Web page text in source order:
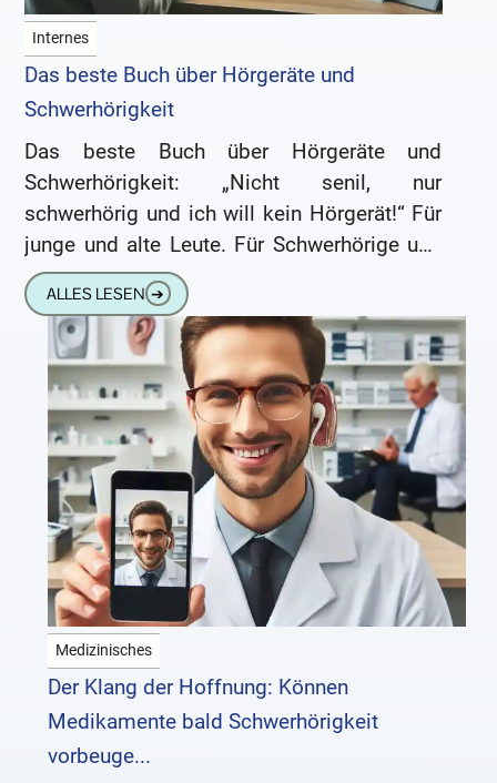
Internes
Das beste Buch über Hörgeräte und
Schwerhörigkeit
Das beste Buch über Hörgeräte und
Schwerhörigkeit: „Nicht senil, nur
schwerhörig und ich will kein Hörgerät!“ Für
junge und alte Leute. Für Schwerhörige und
Familienmitglieder. Für Betroffene und
Hörakustiker. Das
ALLES LESEN ➔
Medizinisches
Der Klang der Hoffnung: Können
Medikamente bald Schwerhörigkeit
vorbeuge...